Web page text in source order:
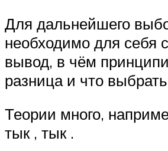
Для дальнейшего
необходимо для себя
вывод, в чём
разница и что
Теории много,
тык , тык .